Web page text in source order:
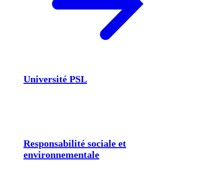
Université PSL
Responsabilité sociale et
environnementale